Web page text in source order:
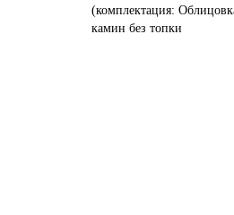
камин без топки